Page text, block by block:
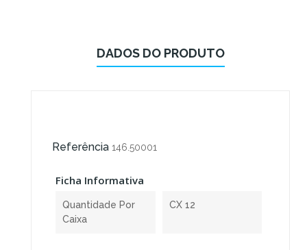
DADOS DO PRODUTO
Referência 146.50001
Ficha Informativa
Quantidade Por
Caixa
CX 12